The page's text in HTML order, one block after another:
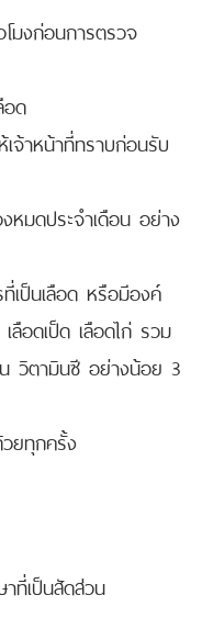
มงก่อนการตรวจ
อด
จ้าหน้าที่ทราบก่อนรับ
หมดประจำเดือน อย่าง
เป็นเลือด หรือมีองค์
ลือดเป็ด เลือดไก่ รวม
วิตามินซี อย่างน้อย 3
วยทุกครั้ง
ที่เป็นสัดส่วน